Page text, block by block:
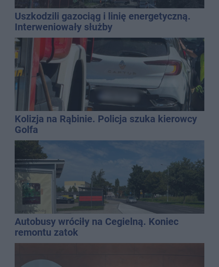
Uszkodzili gazociąg i linię energetyczną.
Interweniowały służby
Kolizja na Rąbinie. Policja szuka kierowcy
Golfa
Autobusy wróciły na Cegielną. Koniec
remontu zatok